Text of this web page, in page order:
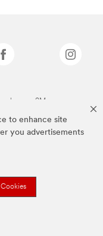
to enhance site
you advertisements
van 3M.we